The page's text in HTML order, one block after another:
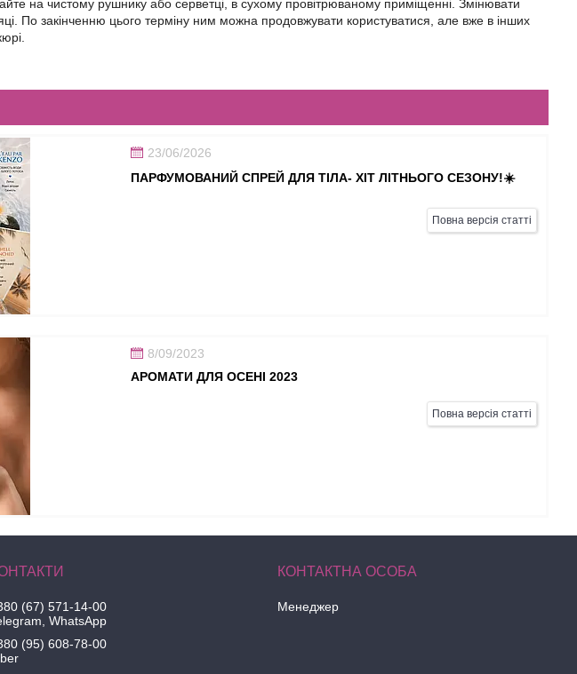
на чистому рушнику або серветці, в сухому провітрюваному приміщенні. Змінювати
По закінченню цього терміну ним можна продовжувати користуватися, але вже в інших
23/06/2026
ПАРФУМОВАНИЙ СПРЕЙ ДЛЯ ТІЛА- ХІТ ЛІТНЬОГО СЕЗОНУ!☀️
Повна версія статті
8/09/2023
АРОМАТИ ДЛЯ ОСЕНІ 2023
Повна версія статті
(67) 571-14-00
WhatsApp
(95) 608-78-00
Менеджер